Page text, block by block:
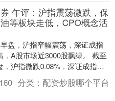
午评：沪指震荡微跌，保
等板块走低，CPO概念活
盘，沪指窄幅震荡，深证成指
，A股市场近3000股飘绿。 截至
，沪指微跌0.08%，深证成指涨
创业板指跌0.39%，沪深北....
160 分类： 配资炒股哪个平台